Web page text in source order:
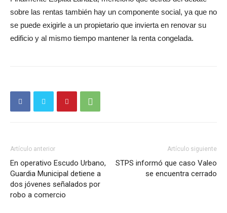
sobre las rentas también hay un componente social, ya que no
se puede exigirle a un propietario que invierta en renovar su
edificio y al mismo tiempo mantener la renta congelada.
Artículo anterior
En operativo Escudo Urbano,
Guardia Municipal detiene a
dos jóvenes señalados por
robo a comercio
Artículo siguiente
STPS informó que caso Valeo
se encuentra cerrado